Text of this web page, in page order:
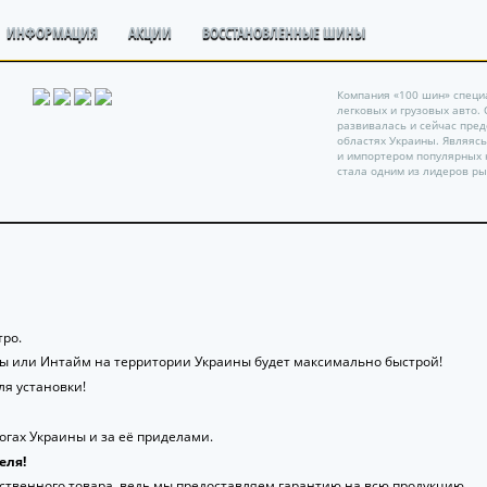
ИНФОРМАЦИЯ АКЦИИ ВОССТАНОВЛЕННЫЕ ШИНЫ
Компания «100 шин»
легковых и грузовых
развивалась и сейчас
областях Украины.
и импортером популярных
стала одним из лидеров
или Интайм на территории Украины будет максимально быстрой!
установки!
Украины и за её приделами.